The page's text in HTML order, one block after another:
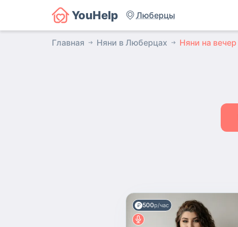
YouHelp Люберцы
Главная Няни в Люберцах Няни на вечер
500р/час